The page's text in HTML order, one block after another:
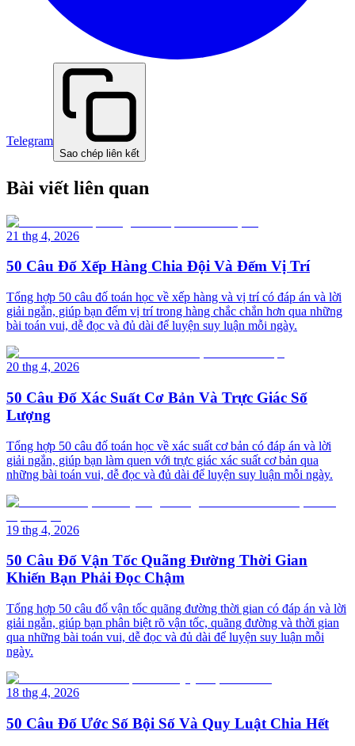
Telegram
Sao chép liên kết
Bài viết liên quan
21 thg 4, 2026
50 Câu Đố Xếp Hàng Chia Đội Và Đếm Vị Trí
Tổng hợp 50 câu đố toán học về xếp hàng và vị trí có đáp án và lời
giải ngắn, giúp bạn đếm vị trí trong hàng chắc chắn hơn qua những
bài toán vui, dễ đọc và đủ dài để luyện suy luận mỗi ngày.
20 thg 4, 2026
50 Câu Đố Xác Suất Cơ Bản Và Trực Giác Số
Lượng
Tổng hợp 50 câu đố toán học về xác suất cơ bản có đáp án và lời
giải ngắn, giúp bạn làm quen với trực giác xác suất cơ bản qua
những bài toán vui, dễ đọc và đủ dài để luyện suy luận mỗi ngày.
19 thg 4, 2026
50 Câu Đố Vận Tốc Quãng Đường Thời Gian
Khiến Bạn Phải Đọc Chậm
Tổng hợp 50 câu đố vận tốc quãng đường thời gian có đáp án và lời
giải ngắn, giúp bạn phân biệt rõ vận tốc, quãng đường và thời gian
qua những bài toán vui, dễ đọc và đủ dài để luyện suy luận mỗi
ngày.
18 thg 4, 2026
50 Câu Đố Ước Số Bội Số Và Quy Luật Chia Hết